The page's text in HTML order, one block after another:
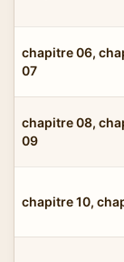
chapitre 06,
07
chapitre 08,
09
chapitre 10,